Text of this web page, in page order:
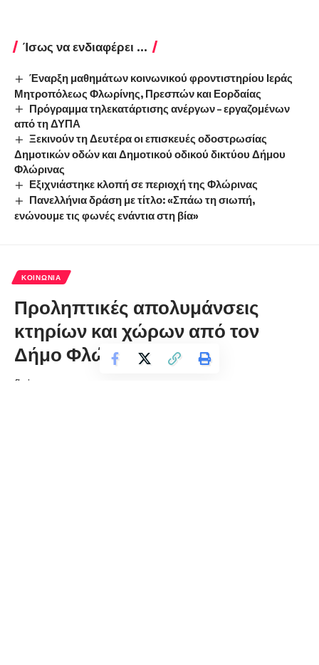
Ίσως να ενδιαφέρει ...
Έναρξη μαθημάτων κοινωνικού φροντιστηρίου Ιεράς
Μητροπόλεως Φλωρίνης, Πρεσπών και Εορδαίας
Πρόγραμμα τηλεκατάρτισης ανέργων – εργαζομένων
από τη ΔΥΠΑ
Ξεκινούν τη Δευτέρα οι επισκευές οδοστρωσίας
Δημοτικών οδών και Δημοτικού οδικού δικτύου Δήμου
Φλώρινας
Εξιχνιάστηκε κλοπή σε περιοχή της Φλώρινας
Πανελλήνια δράση με τίτλο: «Σπάω τη σιωπή,
ενώνουμε τις φωνές ενάντια στη βία»
ΚΟΙΝΩΝΊΑ
Προληπτικές απολυμάνσεις
κτηρίων και χώρων από τον
Δήμο Φλώρινας
florinapress.gr